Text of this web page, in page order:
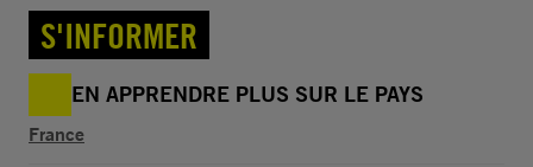
S'INFORMER
EN APPRENDRE PLUS SUR LE PAYS
France